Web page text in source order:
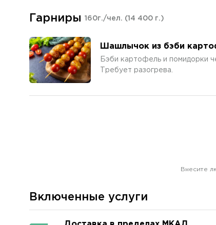
Гарниры 160г./чел. (14 400 г.)
Шашлычок из бэби
Бэби картофель и помидорки
Требует разогрева.
Внесите
Включенные услуги